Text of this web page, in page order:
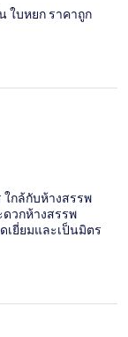
ใบหยก ราคาถูก
ใกล้กับห้างสรรพ
วกห้างสรรพ
เยี่ยมและเป็นมิตร